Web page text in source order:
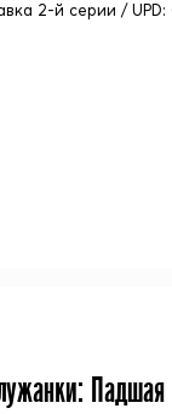
2-й серии /
Падшая